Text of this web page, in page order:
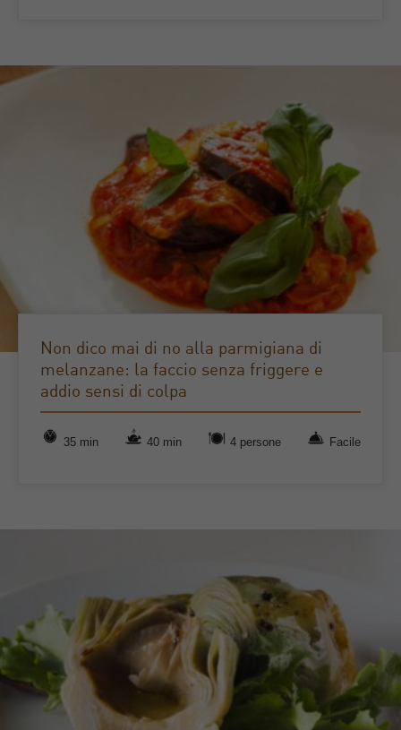
Non dico mai di no alla parmigiana di
melanzane: la faccio senza friggere e
addio sensi di colpa
35 min 40 min 4 persone Facile